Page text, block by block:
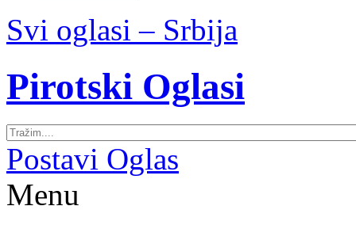
Svi oglasi – Srbija
Pirotski Oglasi
Postavi Oglas
Menu